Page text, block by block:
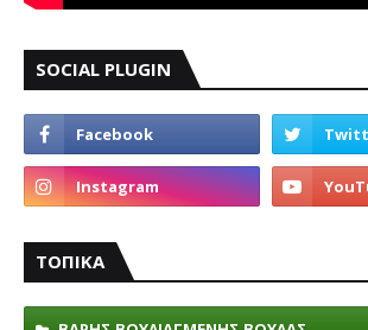
SOCIAL PLUGIN
ΤΟΠΙΚΑ